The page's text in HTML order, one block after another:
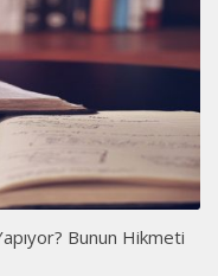
Bunun Hikmeti